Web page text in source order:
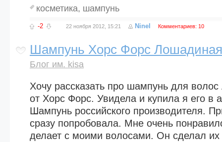
косметика, шампунь
-2 22 ноября 2012, 15:21 Ninel Комментариев: 10
Шампунь Хорс Форс
Блог им. kisa
Хочу рассказать про шампунь для
от Хорс Форс. Увидела и купила я его в
Шампунь российского производителя.
сразу попробовала. Мне очень
делает с моими волосами. Он сделал их